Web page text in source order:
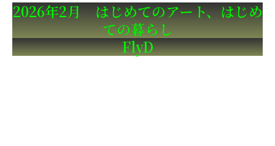
2026年2月 はじめてのアート、はじめ
ての暮らし
FlyD